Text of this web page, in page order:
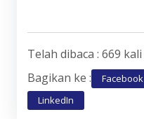
Telah dibaca : 669 kali
Bagikan ke :
Facebook
LinkedIn